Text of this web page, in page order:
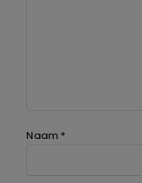
Naam *